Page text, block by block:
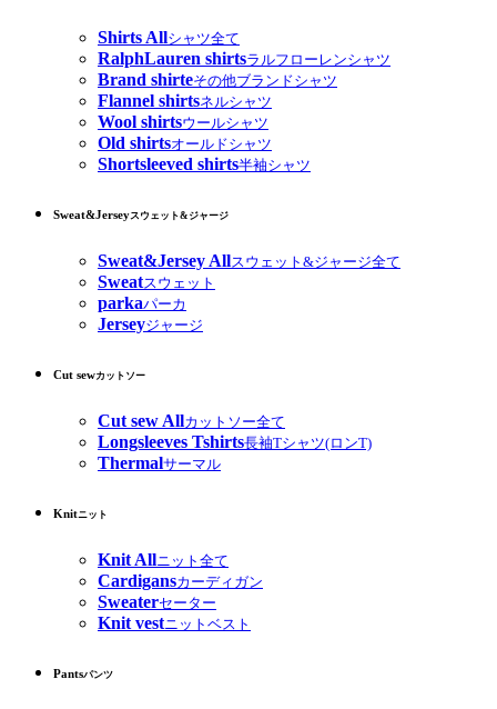
Shirts Allシャツ全て
RalphLauren shirtsラルフローレンシャツ
Brand shirteその他ブランドシャツ
Flannel shirtsネルシャツ
Wool shirtsウールシャツ
Old shirtsオールドシャツ
Shortsleeved shirts半袖シャツ
Sweat&Jerseyスウェット&ジャージ
Sweat&Jersey Allスウェット&ジャージ全て
Sweatスウェット
parkaパーカ
Jerseyジャージ
Cut sewカットソー
Cut sew Allカットソー全て
Longsleeves Tshirts長袖Tシャツ(ロンT)
Thermalサーマル
Knitニット
Knit Allニット全て
Cardigansカーディガン
Sweaterセーター
Knit vestニットベスト
Pantsパンツ